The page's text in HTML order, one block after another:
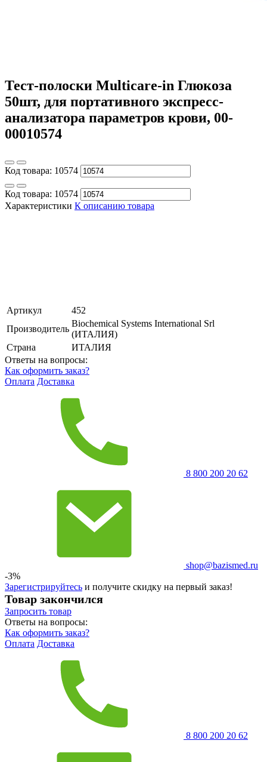
Тест-полоски Multicare-in Глюкоза
50шт, для портативного экспресс-
анализатора параметров крови, 00-
00010574
Код товара: 10574
Код товара: 10574
Характеристики К описанию товара
Артикул
452
Производитель
Biochemical Systems International Srl
(ИТАЛИЯ)
Страна
ИТАЛИЯ
Ответы на вопросы:
Как оформить заказ?
Оплата Доставка
8 800 200 20 62
shop@bazismed.ru
-3%
Зарегистрируйтесь и получите скидку на первый заказ!
Товар закончился
Запросить товар
Ответы на вопросы:
Как оформить заказ?
Оплата Доставка
8 800 200 20 62